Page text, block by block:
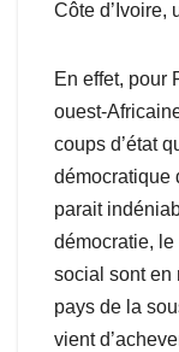
Côte d’Ivoire,
En effet, pour
ouest-
coups d’état
démocratique
parait
démocratie,
social sont en
pays de la
vient